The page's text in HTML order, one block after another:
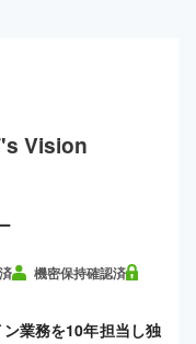
Vision
機密保持確認済
業務を10年担当し独